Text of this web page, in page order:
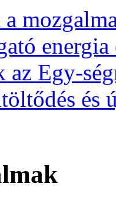
az Egy-
és